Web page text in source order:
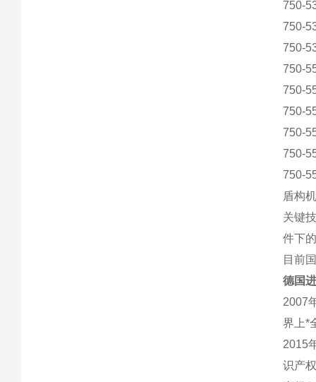
750-
750-
750-
750-
750-
750-
750-
750-
750-
盾构
关键
件下
目前
德国
2007
界上*
2015
识产